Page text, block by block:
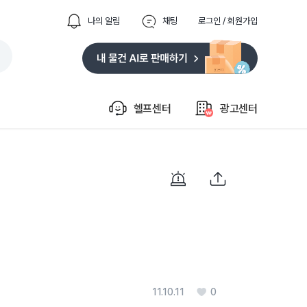
나의 알림 채팅 로그인 / 회원가입
헬프센터 광고센터
11.10.11 0